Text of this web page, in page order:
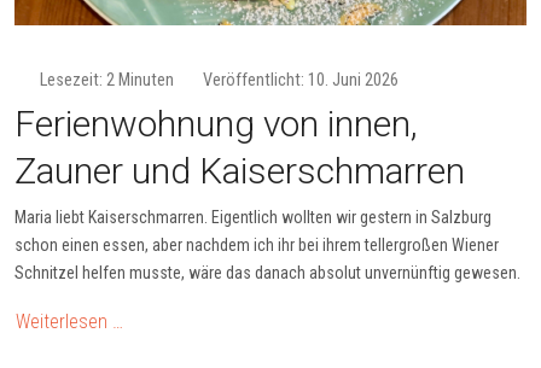
Lesezeit: 2 Minuten Veröffentlicht: 10. Juni 2026
Ferienwohnung von innen,
Zauner und Kaiserschmarren
Maria liebt Kaiserschmarren. Eigentlich wollten wir gestern in Salzburg
schon einen essen, aber nachdem ich ihr bei ihrem tellergroßen Wiener
Schnitzel helfen musste, wäre das danach absolut unvernünftig gewesen.
Weiterlesen …